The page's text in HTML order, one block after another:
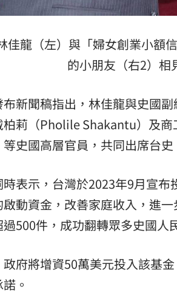
龍（左）與「婦女創業小額
的小朋友（右2）相
布新聞稿指出，林佳龍與史國
柏莉（Pholile Shakantu）及
史國高層官員，共同出席台
表示，台灣於2023年9月宣
動資金，改善家庭收入，進
500件，成功翻轉眾多史國人
府將增資50萬美元投入該基
。